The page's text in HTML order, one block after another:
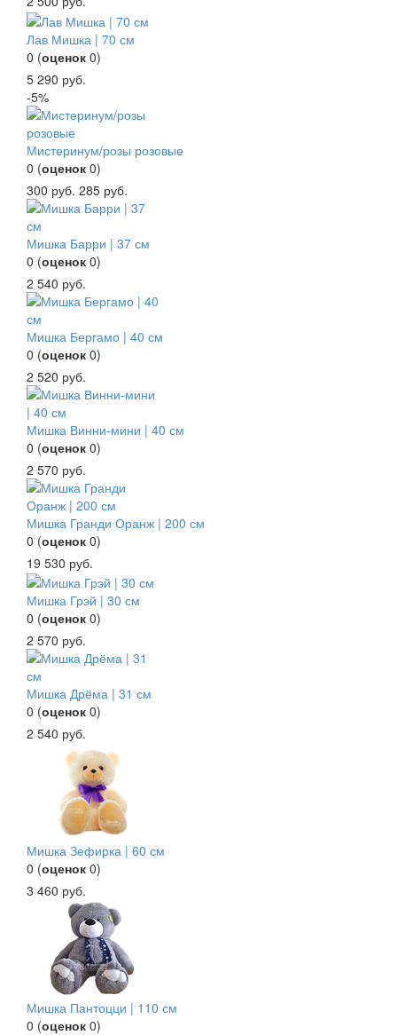
Лав Мишка | 70 см
0 (оценок 0)
5 290 руб.
-5%
Мистеринум/розы розовые
0 (оценок 0)
300 руб. 285 руб.
Мишка Барри | 37 см
0 (оценок 0)
2 540 руб.
Мишка Бергамо | 40 см
0 (оценок 0)
2 520 руб.
Мишка Винни-мини | 40 см
0 (оценок 0)
2 570 руб.
Мишка Гранди Оранж | 200 см
0 (оценок 0)
19 530 руб.
Мишка Грэй | 30 см
0 (оценок 0)
2 570 руб.
Мишка Дрёма | 31 см
0 (оценок 0)
2 540 руб.
Мишка Зефирка | 60 см
0 (оценок 0)
3 460 руб.
Мишка Пантоцци | 110 см
0 (оценок 0)